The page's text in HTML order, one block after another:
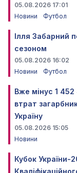
05.08.2026 17:01
Новини
Футбол
Ілля Забарний
сезоном
05.08.2026 16:02
Новини
Футбол
Вже мінус 1 452
втрат
Україну
05.08.2026 15:05
Новини
Кубок України-